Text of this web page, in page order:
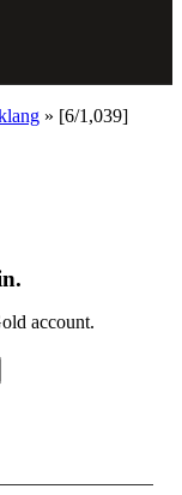
» [6/1,039]
account.